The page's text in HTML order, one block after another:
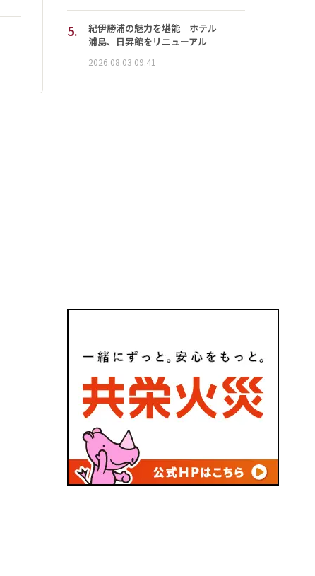
5.
紀伊勝浦の魅力を堪能 ホテル
浦島、日昇館をリニューアル
2026.08.03 09:41